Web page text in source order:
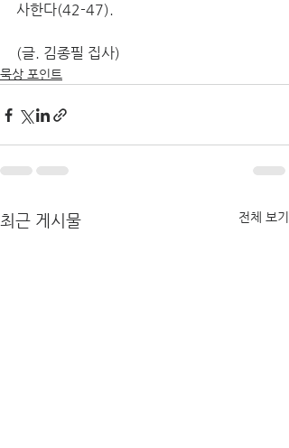
사한다(42-47).
(글. 김종필 집사)
묵상 포인트
최근 게시물 전체 보기